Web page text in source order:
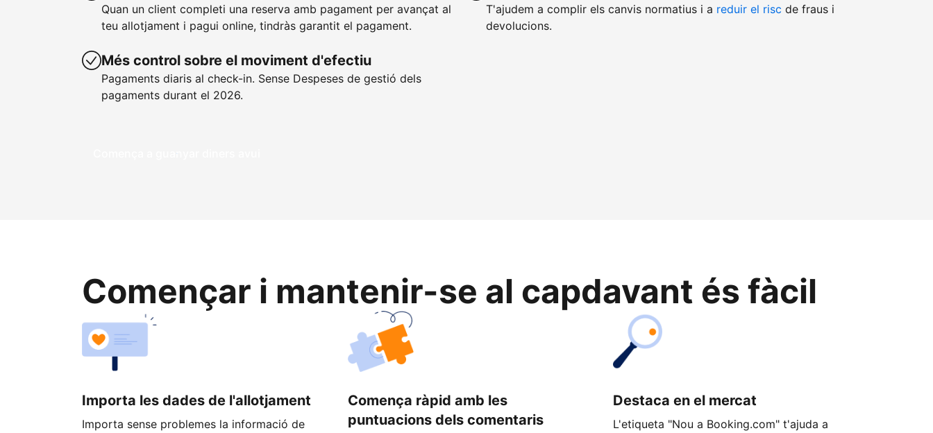
Quan un client completi una reserva amb pagament per avançat al
teu allotjament i pagui online, tindràs garantit el pagament.
Més control sobre el moviment d'efectiu
Pagaments diaris al check-in. Sense Despeses de gestió dels
pagaments durant el 2026.
T'ajudem a complir els canvis normatius i a reduir el risc de fraus i
devolucions.
Comença a guanyar diners avui
Començar i mantenir-se al capdavant és fàcil
Importa les dades de l'allotjament
Importa sense problemes la informació de
Comença ràpid amb les
puntuacions dels comentaris
Destaca en el mercat
L'etiqueta "Nou a Booking.com" t'ajuda a